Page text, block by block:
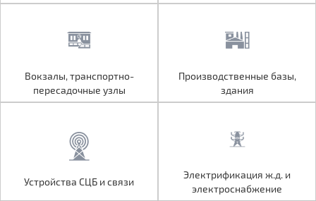
Вокзалы, транспортно-
пересадочные узлы
Производственные базы,
Электрификация ж.д. и
электроснабжение
Вокзалы, транспортно-
пересадочные узлы
Производственные базы,
здания
Устройства СЦБ и связи
Электрификация ж.д. и
электроснабжение